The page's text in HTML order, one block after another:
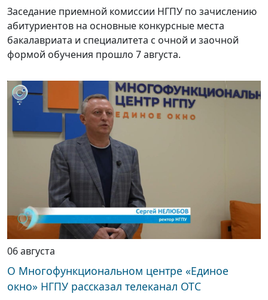
Заседание приемной комиссии НГПУ по зачислению
абитуриентов на основные конкурсные места
бакалавриата и специалитета с очной и заочной
формой обучения прошло 7 августа.
06 августа
О Многофункциональном центре «Единое
окно» НГПУ рассказал телеканал ОТС